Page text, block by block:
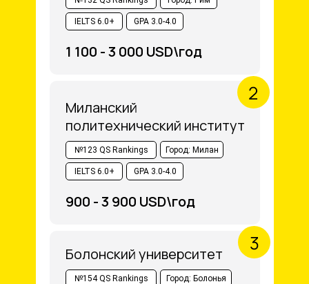
1 100 - 3 000 USD\год
IELTS 6.0+ GPA 3.0-4.0
Миланский
политехнический институт
900 - 3 900 USD\год
№123 QS Rankings Город: Милан
IELTS 6.0+ GPA 3.0-4.0
Болонский университет
№154 QS Rankings Город: Болонья